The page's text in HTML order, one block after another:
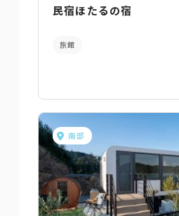
民宿ほたるの宿
旅館
南部